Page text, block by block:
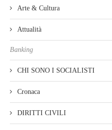
Arte & Cultura
Attualità
Banking
CHI SONO I SOCIALISTI
Cronaca
DIRITTI CIVILI